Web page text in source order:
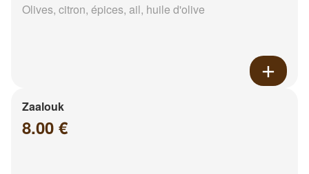
Olives, citron, épices, ail, huile d'olive
Zaalouk
8.00 €